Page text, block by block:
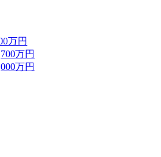
万円
万円
万円